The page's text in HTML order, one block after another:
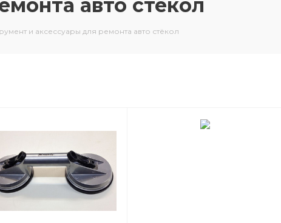
авто стёкол
и аксессуары для ремонта авто стёкол